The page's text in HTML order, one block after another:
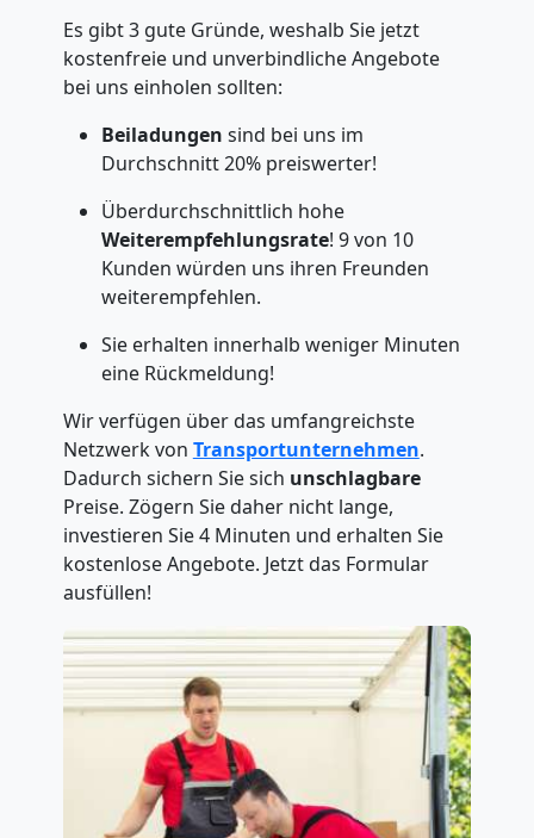
Es gibt 3 gute Gründe, weshalb Sie jetzt
kostenfreie und unverbindliche Angebote
bei uns einholen sollten:
Beiladungen sind bei uns im
Durchschnitt 20% preiswerter!
Überdurchschnittlich hohe
Weiterempfehlungsrate! 9 von 10
Kunden würden uns ihren Freunden
weiterempfehlen.
Sie erhalten innerhalb weniger Minuten
eine Rückmeldung!
Wir verfügen über das umfangreichste
Netzwerk von Transportunternehmen.
Dadurch sichern Sie sich unschlagbare
Preise. Zögern Sie daher nicht lange,
investieren Sie 4 Minuten und erhalten Sie
kostenlose Angebote. Jetzt das Formular
ausfüllen!